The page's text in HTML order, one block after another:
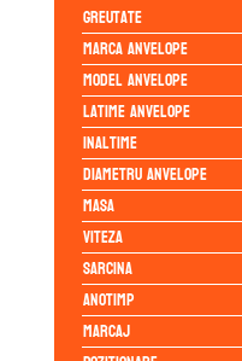
Greutate
Marca anvelope
Model anvelope
Latime anvelope
Inaltime
Diametru anvelope
Masa
Viteza
Sarcina
Anotimp
Marcaj